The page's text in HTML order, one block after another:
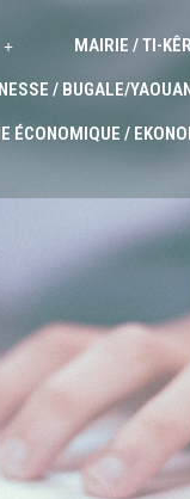
MAIRIE / TI-KÊR
/ BUGALE/
ÉCONOMIQUE /